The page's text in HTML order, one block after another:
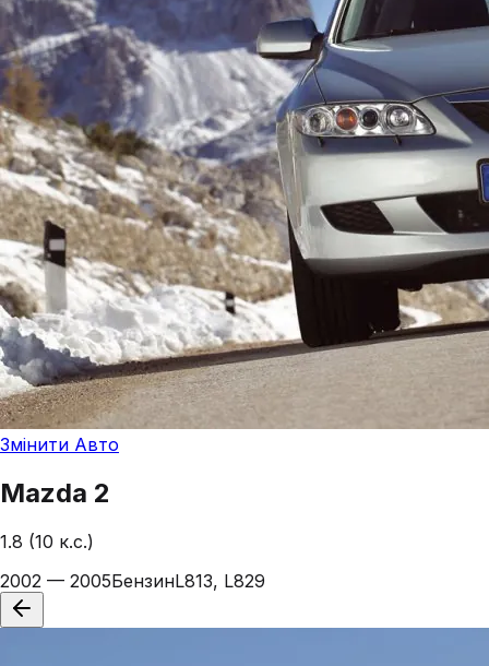
Змінити Авто
Mazda 2
1.8 (10 к.с.)
2002 — 2005БензинL813, L829